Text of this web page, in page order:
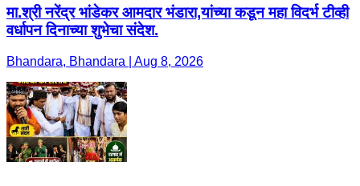
मा.श्री नरेंद्र भांडेकर आमदार भंडारा,यांच्या कडून महा विदर्भ टीव्ही
वर्धापन दिनाच्या शुभेचा संदेश.
Bhandara, Bhandara | Aug 8, 2026